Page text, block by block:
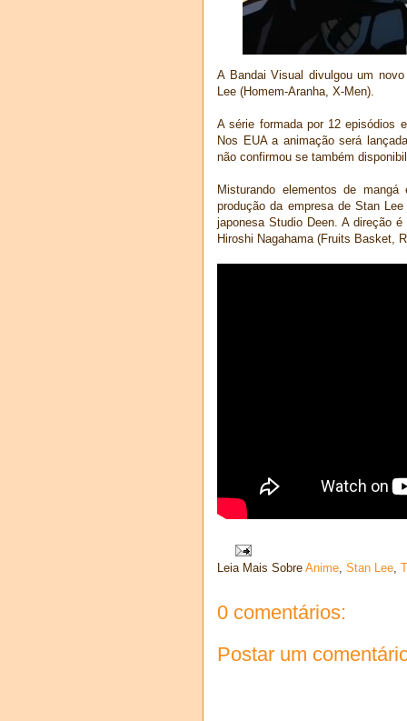
A Bandai Visual divulgou um
Lee (Homem-Aranha, X-Men).
A série formada por 12 episódios
Nos EUA a animação será
não confirmou se também
Misturando elementos de
produção da empresa de Stan
japonesa Studio Deen. A direção
Hiroshi Nagahama (Fruits Basket,
Leia Mais Sobre Anime, Stan Lee,
0 comentários:
Postar um